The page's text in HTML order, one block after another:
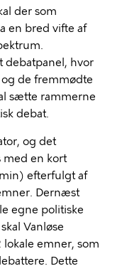
der som
en bred vifte af
debatpanel, hvor
de fremmødte
sætte rammerne
debat.
og det
med en kort
efterfulgt af
Dernæst
egne politiske
Vanløse
lokale emner, som
Dette